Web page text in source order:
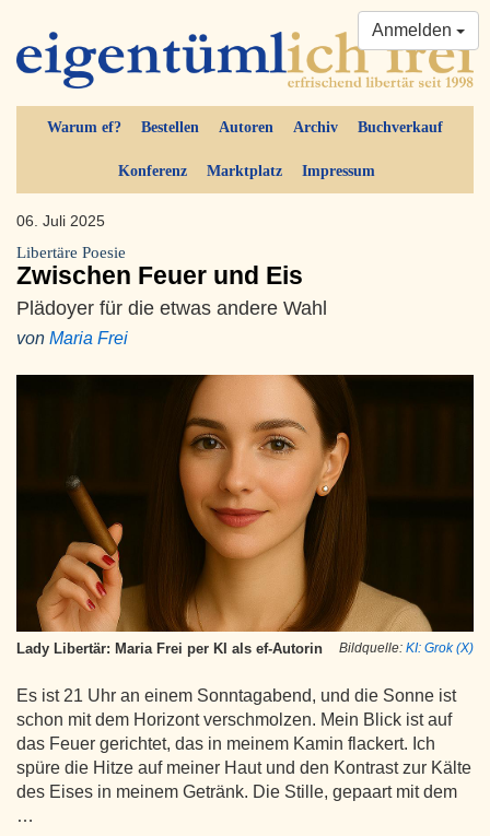
Warum ef? Bestellen Autoren Archiv Buchverkauf
Konferenz Marktplatz Impressum
Anmelden
06. Juli 2025
Libertäre Poesie
Zwischen Feuer und Eis
Plädoyer für die etwas andere Wahl
von Maria Frei
Bildquelle: KI: Grok (X)
Lady Libertär: Maria Frei per KI als ef-Autorin
Es ist 21 Uhr an einem Sonntagabend, und die Sonne ist
schon mit dem Horizont verschmolzen. Mein Blick ist auf
das Feuer gerichtet, das in meinem Kamin flackert. Ich
spüre die Hitze auf meiner Haut und den Kontrast zur Kälte
des Eises in meinem Getränk. Die Stille, gepaart mit dem
…